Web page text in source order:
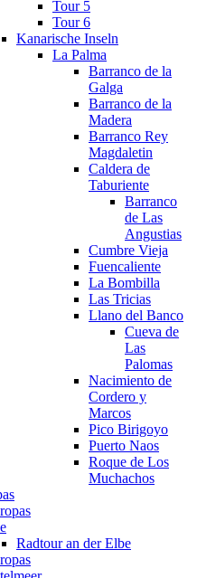
Tour 5
Tour 6
Kanarische Inseln
La Palma
Barranco de la
Galga
Barranco de la
Madera
Barranco Rey
Magdaletin
Caldera de
Taburiente
Barranco
de Las
Angustias
Cumbre Vieja
Fuencaliente
La Bombilla
Las Tricias
Llano del Banco
Cueva de
Las
Palomas
Nacimiento de
Cordero y
Marcos
Pico Birigoyo
Puerto Naos
Roque de Los
Muchachos
Radtour an der Elbe